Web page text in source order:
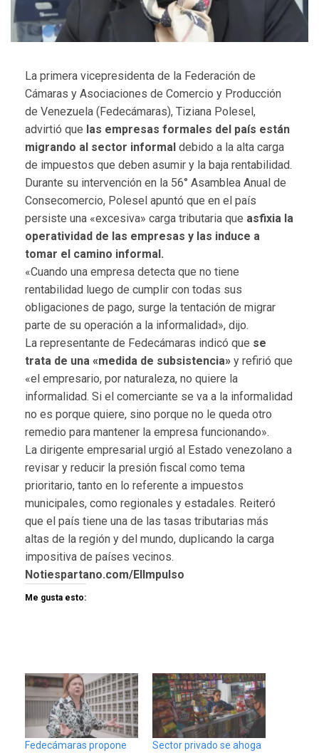
La primera vicepresidenta de la Federación de
Cámaras y Asociaciones de Comercio y Producción
de Venezuela (Fedecámaras), Tiziana Polesel,
advirtió que las empresas formales del país están
migrando al sector informal debido a la alta carga
de impuestos que deben asumir y la baja rentabilidad.
Durante su intervención en la 56° Asamblea Anual de
Consecomercio, Polesel apuntó que en el país
persiste una «excesiva» carga tributaria que asfixia la
operatividad de las empresas y las induce a
tomar el camino informal.
«Cuando una empresa detecta que no tiene
rentabilidad luego de cumplir con todas sus
obligaciones de pago, surge la tentación de migrar
parte de su operación a la informalidad», dijo.
La representante de Fedecámaras indicó que se
trata de una «medida de subsistencia» y refirió que
«el empresario, por naturaleza, no quiere la
informalidad. Si el comerciante se va a la informalidad
no es porque quiere, sino porque no le queda otro
remedio para mantener la empresa funcionando».‎‎
La dirigente empresarial urgió al Estado venezolano a
revisar y reducir la presión fiscal como tema
prioritario, tanto en lo referente a impuestos
municipales, como regionales y estadales. Reiteró
que el país tiene una de las tasas tributarias más
altas de la región y del mundo, duplicando la carga
impositiva de países vecinos.
Notiespartano.com/ElImpulso
Me gusta esto:
Fedecámaras propone
Sector privado se ahoga